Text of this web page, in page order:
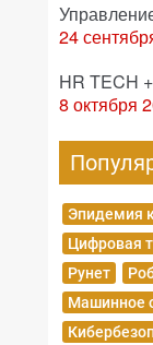
24
HR
8 октября
Эпидемия
Цифровая
Рунет
Машинное